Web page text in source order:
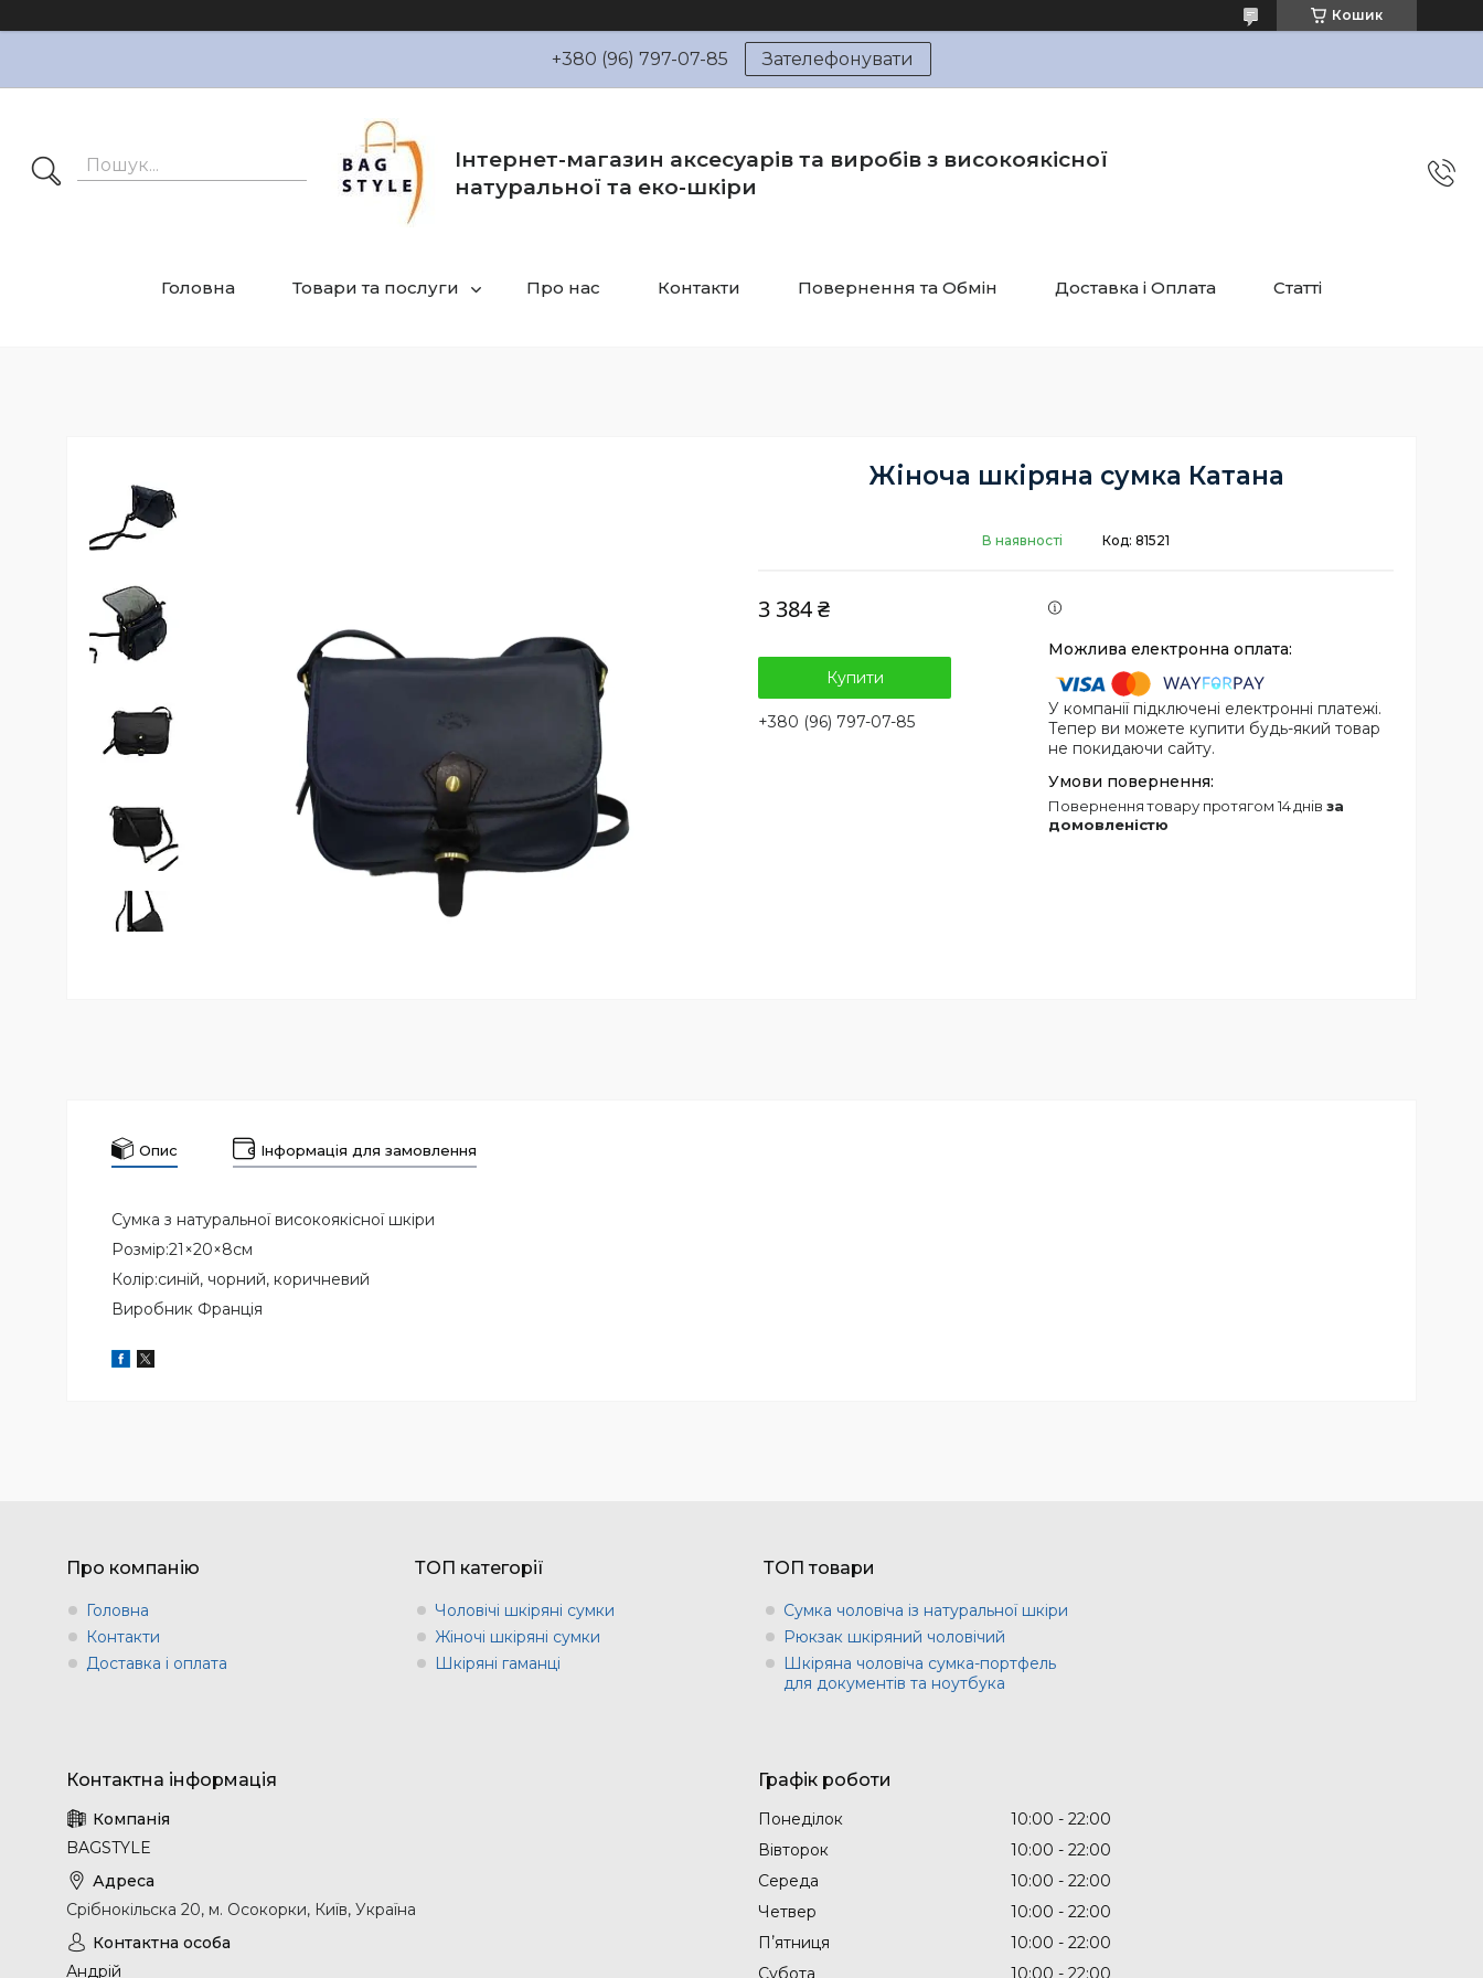
Кошик
+380 (96) 797-07-85 Зателефонувати
Інтернет-магазин аксесуарів та виробів з високоякісної
натуральної та еко-шкіри
Головна Товари та послуги Про нас Контакти Повернення та Обмін Доставка і Оплата Статті
Жіноча шкіряна сумка Катана
В наявності Код: 81521
3 384 ₴
Купити
+380 (96) 797-07-85
У компанії підключені електронні платежі.
Тепер ви можете купити будь-який товар
не покидаючи сайту.
повернення товару протягом 14 днів за
домовленістю
Опис Інформація для замовлення
Сумка з натуральної високоякісної шкіри
Розмір:21×20×8см
Колір:синій, чорний, коричневий
Виробник Франція
Про компанію
Головна
Контакти
Доставка і оплата
ТОП категорії
Чоловічі шкіряні сумки
Жіночі шкіряні сумки
Шкіряні гаманці
ТОП товари
Сумка чоловіча із натуральної шкіри
Рюкзак шкіряний чоловічий
Шкіряна чоловіча сумка-портфель
для документів та ноутбука
BAGSTYLE
Срібнокільска 20, м. Осокорки, Київ, Україна
Андрій
Графік роботи
Понеділок 10:00
22:00
Вівторок
10:00
22:00
Середа
10:00
22:00
Четвер
10:00
22:00
Пʼятниця
10:00
22:00
Субота
10:00 22:00